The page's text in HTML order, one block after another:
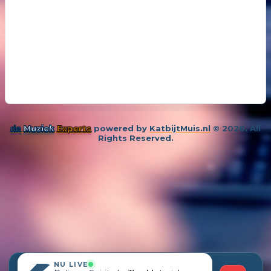
de Muziek Experts powered by KatbijtMuis.nl © 2026. All
Rights Reserved.
NU LIVE